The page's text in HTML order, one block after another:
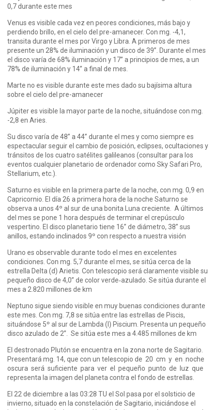
0,7 durante este mes
Venus es visible cada vez en peores condiciones, más bajo y
perdiendo brillo, en el cielo del pre-amanecer. Con mg. -4,1,
transita durante el mes por Virgo y Libra. A primeros de mes
presente un 28% de iluminación y un disco de 39”. Durante el mes
el disco varía de 68% iluminación y 17” a principios de mes, a un
78% de iluminación y 14” a final de mes.
Marte no es visible durante este mes dado su bajísima altura
sobre el cielo del pre-amanecer
Júpiter es visible la mayor parte de la noche, situándose con mg.
-2,8 en Aries.
Su disco varía de 48” a 44” durante el mes y como siempre es
espectacular seguir el cambio de posición, eclipses, ocultaciones y
tránsitos de los cuatro satélites galileanos (consultar para los
eventos cualquier planetario de ordenador como Sky Safari Pro,
Stellarium, etc.).
Saturno es visible en la primera parte de la noche, con mg. 0,9 en
Capricornio. El día 26 a primera hora de la noche Saturno se
observa a unos 4º al sur de una bonita Luna creciente. A últimos
del mes se pone 1 hora después de terminar el crepúsculo
vespertino. El disco planetario tiene 16” de diámetro, 38” sus
anillos, estando inclinados 9º con respecto a nuestra visión
Urano es observable durante todo el mes en excelentes
condiciones. Con mg. 5,7 durante el mes, se sitúa cerca de la
estrella Delta (d) Arietis. Con telescopio será claramente visible su
pequeño disco de 4,0” de color verde‐azulado. Se sitúa durante el
mes a 2.820 millones de km
Neptuno sigue siendo visible en muy buenas condiciones durante
este mes. Con mg. 7,8 se sitúa entre las estrellas de Piscis,
situándose 5º al sur de Lambda (l) Piscium. Presenta un pequeño
disco azulado de 2”. Se sitúa este mes a 4.485 millones de km
El destronado Plutón se encuentra en la zona norte de Sagitario.
Presentará mg. 14, que con un telescopio de 20 cm y en noche
oscura será suficiente para ver el pequeño punto de luz que
representa la imagen del planeta contra el fondo de estrellas.
El 22 de diciembre a las 03:28 TU el Sol pasa por el solsticio de
invierno, situado en la constelación de Sagitario, iniciándose el